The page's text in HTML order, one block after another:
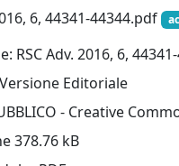
6, 44341-44344.pdf
RSC Adv. 2016, 6,
Editoriale
- Creative
378.76 kB